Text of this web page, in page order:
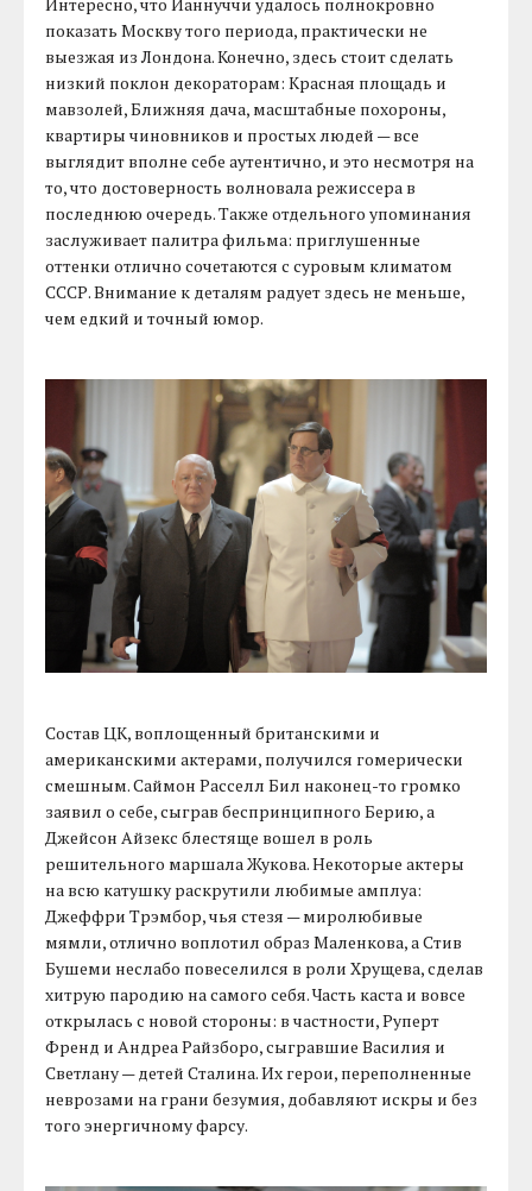
показать Москву того периода, практически не
выезжая из Лондона. Конечно, здесь стоит сделать
низкий поклон декораторам: Красная площадь и
мавзолей, Ближняя дача, масштабные похороны,
квартиры чиновников и простых людей — все
выглядит вполне себе аутентично, и это несмотря на
то, что достоверность волновала режиссера в
последнюю очередь. Также отдельного упоминания
заслуживает палитра фильма: приглушенные
оттенки отлично сочетаются с суровым климатом
СССР. Внимание к деталям радует здесь не меньше,
чем едкий и точный юмор.
Состав ЦК, воплощенный британскими и
американскими актерами, получился гомерически
смешным. Саймон Расселл Бил наконец-то громко
заявил о себе, сыграв беспринципного Берию, а
Джейсон Айзекс блестяще вошел в роль
решительного маршала Жукова. Некоторые актеры
на всю катушку раскрутили любимые амплуа:
Джеффри Трэмбор, чья стезя — миролюбивые
мямли, отлично воплотил образ Маленкова, а Стив
Бушеми неслабо повеселился в роли Хрущева, сделав
хитрую пародию на самого себя. Часть каста и вовсе
открылась с новой стороны: в частности, Руперт
Френд и Андреа Райзборо, сыгравшие Василия и
Светлану — детей Сталина. Их герои, переполненные
неврозами на грани безумия, добавляют искры и без
того энергичному фарсу.